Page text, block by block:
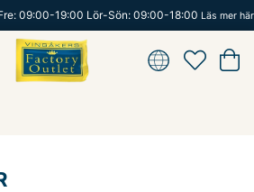
09:00-19:00 Lör-Sön: 09:00-18:00 Läs mer här